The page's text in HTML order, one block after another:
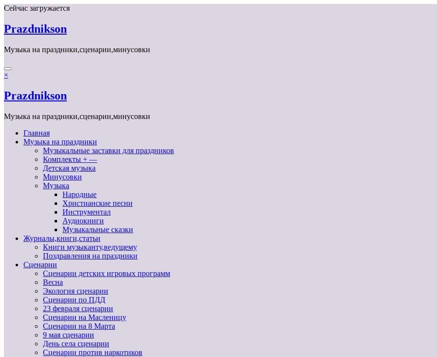
Перейти
содержимому
Сейчас загружается
Prazdnikson
Музыка на праздники,сценарии,минусовки
×
Prazdnikson
Музыка на праздники,сценарии,минусовки
Главная
Музыка на праздники
Музыкальные заставки для праздников
Комплекты + —
Детская музыка
Минусовки
Музыка
Народные
Христианские песни
Инструментал
Аудиокниги
Музыкальные сказки
Журналы,книги,статьи
Книги музыканту,ведущему
Поздравления на праздники
Сценарии
Сценарии детских игровых программ
Весна
Экология сценарии
Сценарии по ПДД
23 февраля сценарии
Сценарии на Масленицу
Сценарии на 8 Марта
9 мая сценарии
День села сценарии
Сценарии против наркотиков